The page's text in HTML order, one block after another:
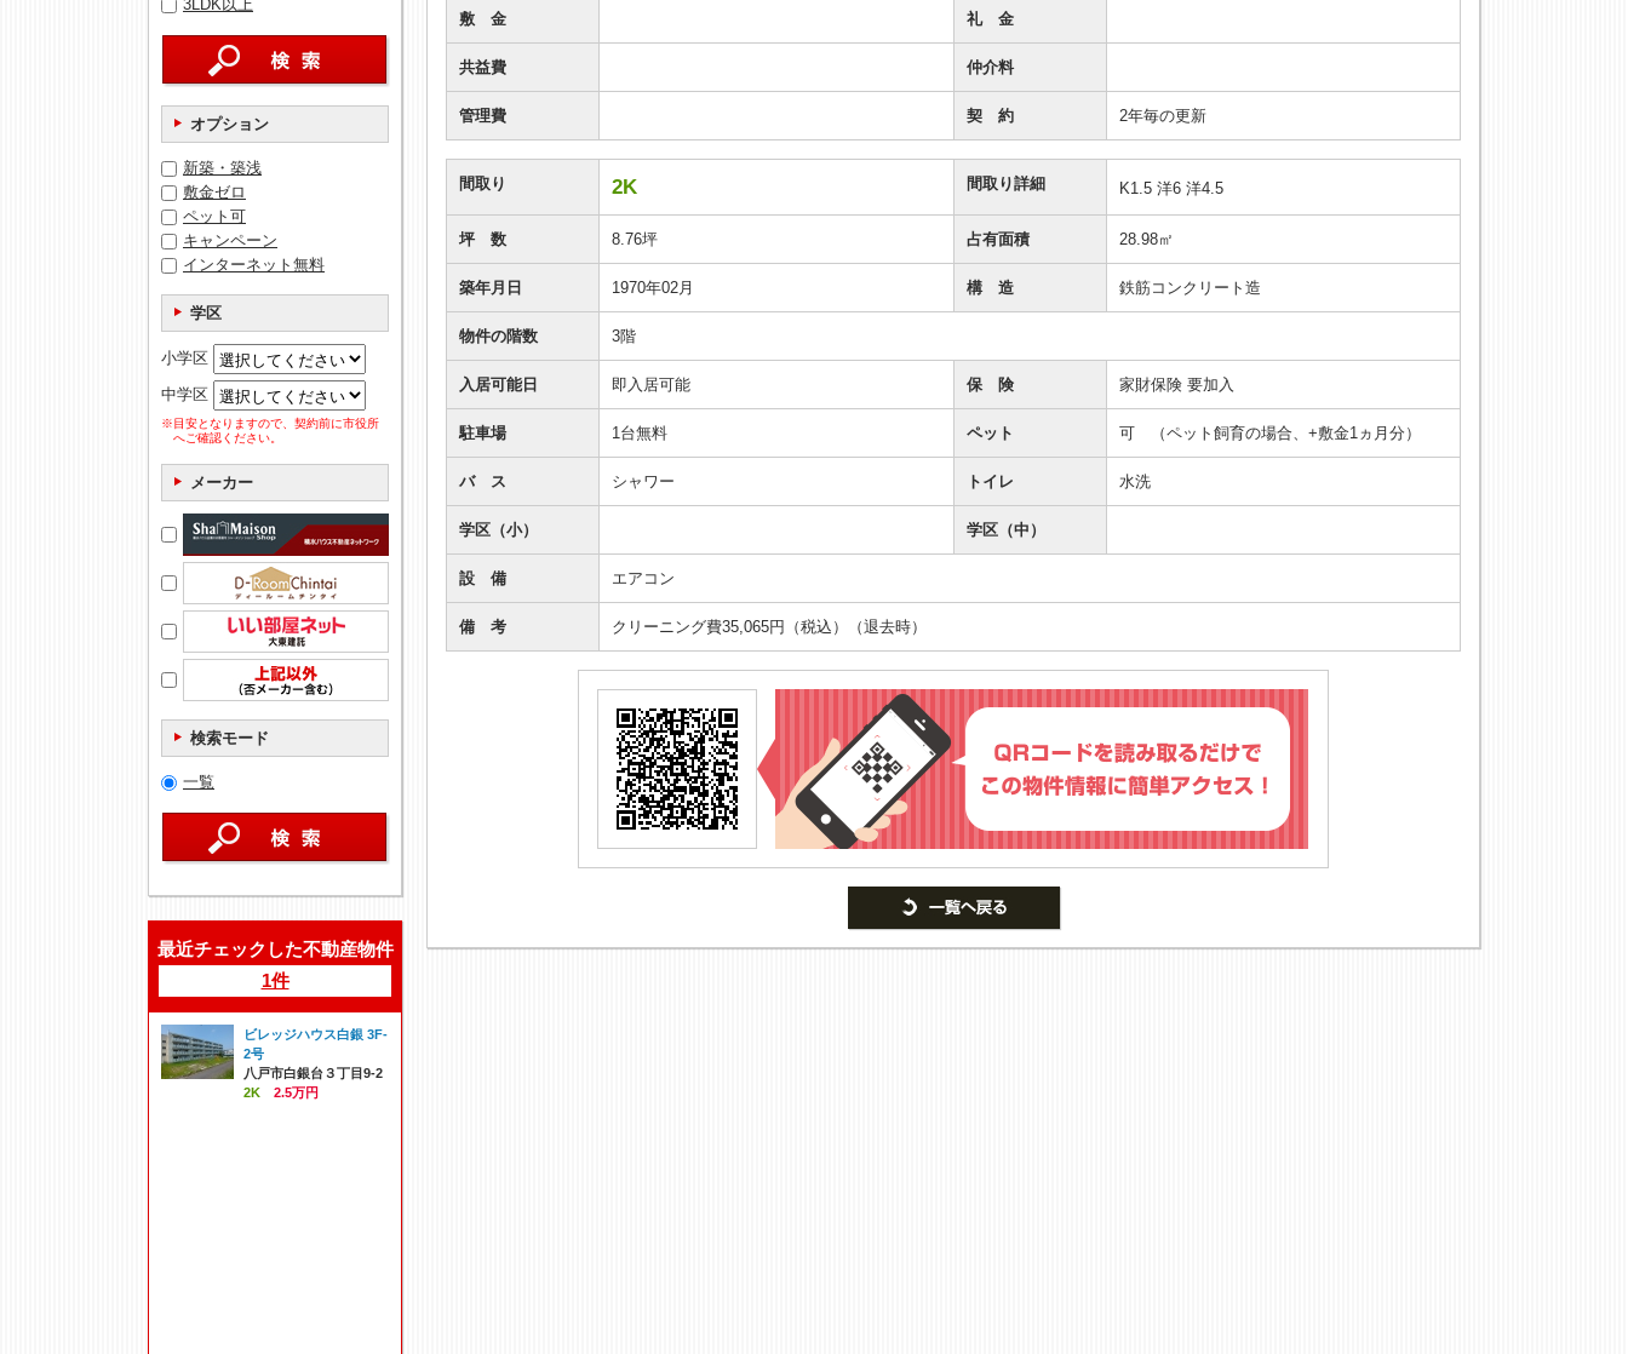
3LDK以上
オプション
新築・築浅
敷金ゼロ
ペット可
キャンペーン
インターネット無料
学区
小学区
中学区
※目安となりますので、契約前に市役所
へご確認ください。
メーカー
検索モード
一覧
最近チェックした不動産物件
1件
ビレッジハウス白銀 3F-
2号
八戸市白銀台３丁目9-2
2K
2.5万円
敷 金 礼 金
共益費 仲介料
管理費 契 約 2年毎の更新
間取り 2K 間取り詳細 K1.5 洋6 洋4.5
坪 数 8.76坪 占有面積 28.98㎡
築年月日 1970年02月 構 造 鉄筋コンクリート造
物件の階数 3階
入居可能日 即入居可能 保 険 家財保険 要加入
駐車場 1台無料 ペット 可 （ペット飼育の場合、+敷金1ヵ月分）
バ ス シャワー トイレ 水洗
学区（小） 学区（中）
設 備 エアコン
備 考 クリーニング費35,065円（税込）（退去時）